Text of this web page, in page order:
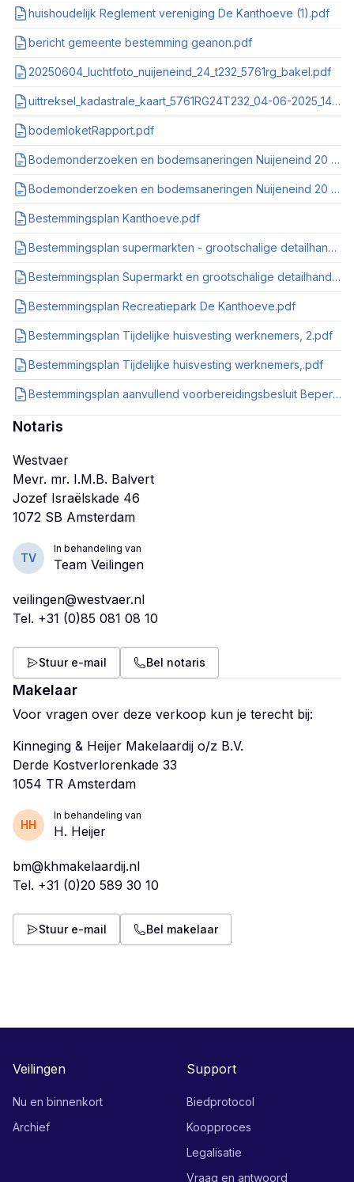
huishoudelijk Reglement vereniging De Kanthoeve (1).pdf
bericht gemeente bestemming geanon.pdf
20250604_luchtfoto_nuijeneind_24_t232_5761rg_bakel.pdf
uittreksel_kadastrale_kaart_5761RG24T232_04-06-2025_14-56-24.pdf
bodemloketRapport.pdf
Bodemonderzoeken en bodemsaneringen Nuijeneind 20 Camping De Kanthoeve te Bakel Map 1 van 2.pdf
Bodemonderzoeken en bodemsaneringen Nuijeneind 20 Camping De Kanthoeve te Bakel Map 1 van 2.pdf
Bestemmingsplan Kanthoeve.pdf
Bestemmingsplan supermarkten - grootschalige detailhandel.pdf
Bestemmingsplan Supermarkt en grootschalige detailhandel.pdf
Bestemmingsplan Recreatiepark De Kanthoeve.pdf
Bestemmingsplan Tijdelijke huisvesting werknemers, 2.pdf
Bestemmingsplan Tijdelijke huisvesting werknemers,.pdf
Bestemmingsplan aanvullend voorbereidingsbesluit Beperkingen voor.pdf
Notaris
Westvaer
Mevr. mr. I.M.B. Balvert
Jozef Israëlskade 46
TV
In behandeling van
Team Veilingen
veilingen@westvaer.nl
Tel. +31 (0)85 081 08 10
Stuur e-mail Bel notaris
Makelaar
Voor vragen over deze verkoop kun je terecht bij:
Kinneging & Heijer Makelaardij o/z B.V.
Derde Kostverlorenkade 33
HH
In behandeling van
H. Heijer
bm@khmakelaardij.nl
Tel. +31 (0)20 589 30 10
Stuur e-mail Bel makelaar
Veilingen
Nu en binnenkort
Archief
Support
Biedprotocol
Koopproces
Legalisatie
Vraag en antwoord